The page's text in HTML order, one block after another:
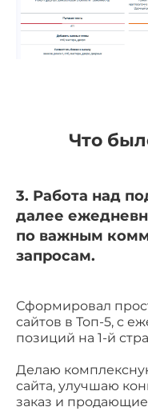
Что
3. Работа над
далее
по важным
запросам.
Сформировал
сайтов в Топ-5, с
позиций на 1-й
Делаю
сайта, улучшаю
заказ и продающие